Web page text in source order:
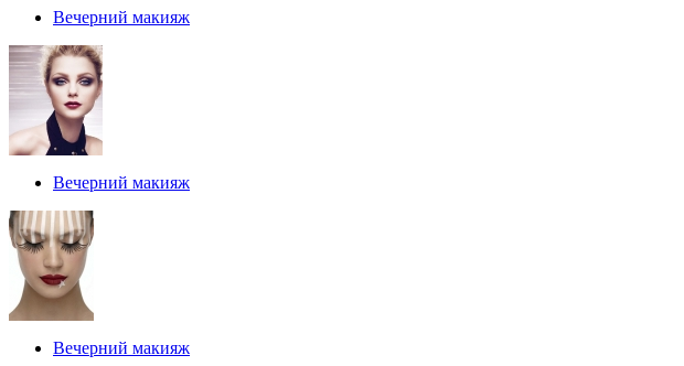
Вечерний макияж
Вечерний макияж
Вечерний макияж